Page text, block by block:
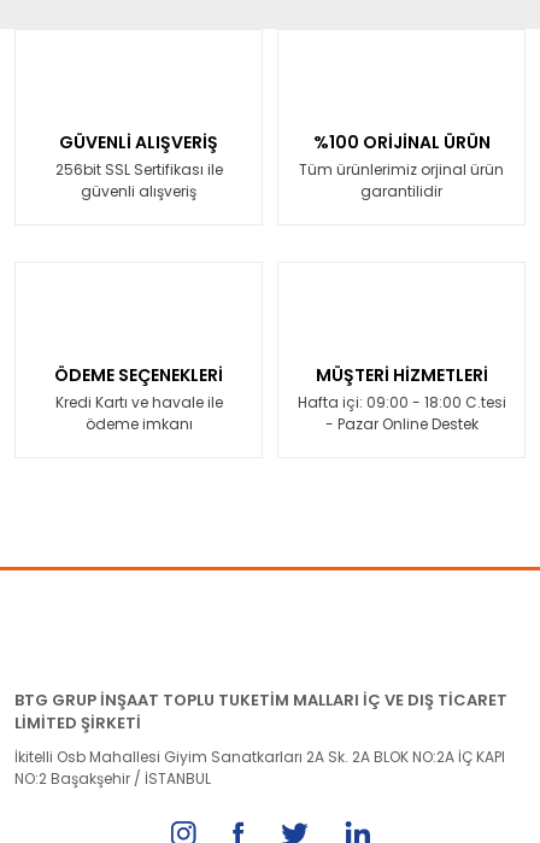
GÜVENLİ ALIŞVERİŞ
256bit SSL Sertifikası ile
güvenli alışveriş
%100 ORİJİNAL ÜRÜN
Tüm ürünlerimiz orjinal ürün
garantilidir
ÖDEME SEÇENEKLERİ
Kredi Kartı ve havale ile
ödeme imkanı
MÜŞTERİ HİZMETLERİ
Hafta içi: 09:00 - 18:00 C.tesi
- Pazar Online Destek
BTG GRUP İNŞAAT TOPLU TUKETİM MALLARI İÇ VE DIŞ TİCARET
LİMİTED ŞİRKETİ
İkitelli Osb Mahallesi Giyim Sanatkarları 2A Sk. 2A BLOK NO:2A İÇ KAPI
NO:2 Başakşehir / İSTANBUL